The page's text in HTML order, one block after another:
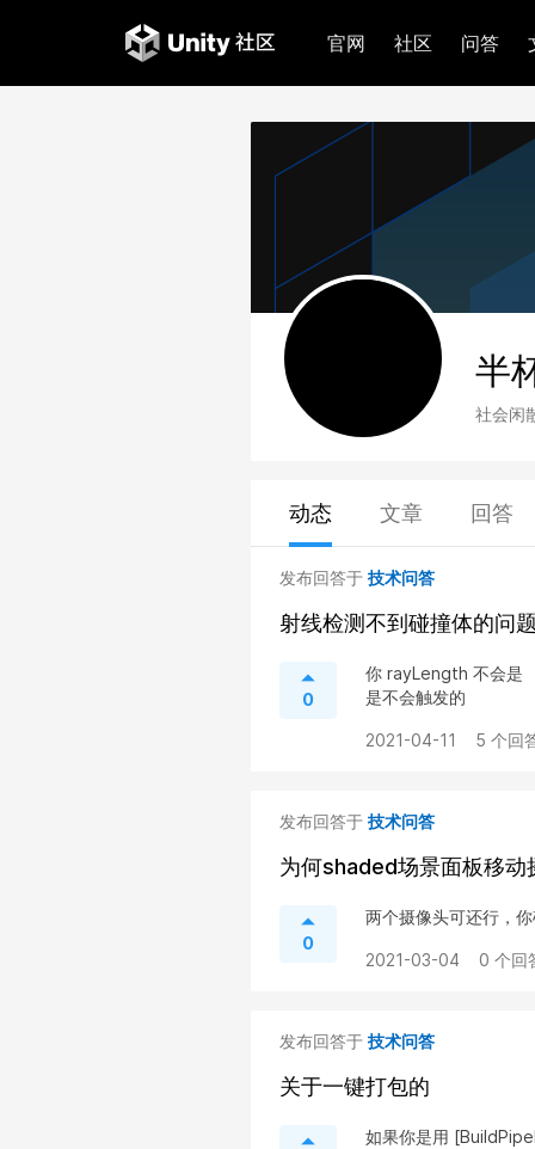
官网 社区 问答
半
社会闲
动态 文章 回答
发布回答于 技术问答
射线检测不到碰撞体的问
0
你 rayLength 不会是
是不会触发的
2021-04-11 5 个回
发布回答于 技术问答
为何shaded场景面板移
0
两个摄像头可还行，
2021-03-04 0 个回
发布回答于 技术问答
关于一键打包的
如果你是用